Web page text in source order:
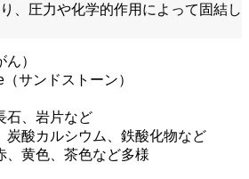
、圧力や化学的作用によって固結し
）
サンドストーン）
石、岩片など
炭酸カルシウム、鉄酸化物など
、黄色、茶色など多様